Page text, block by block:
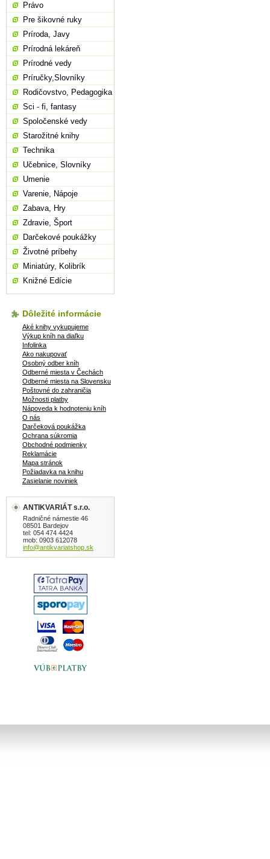
Právo
Pre šikovné ruky
Príroda, Javy
Prírodná lekáreň
Prírodné vedy
Príručky,Slovníky
Rodičovstvo, Pedagogika
Sci - fi, fantasy
Spoločenské vedy
Starožitné knihy
Technika
Učebnice, Slovníky
Umenie
Varenie, Nápoje
Zabava, Hry
Zdravie, Šport
Darčekové poukážky
Životné príbehy
Miniatúry, Kolibrík
Knižné Edície
Dôležité informácie
Aké knihy vykupujeme
Výkup kníh na diaľku
Infolinka
Ako nakupovať
Osobný odber kníh
Odberné miesta v Čechách
Odberné miesta na Slovensku
Poštovné do zahraničia
Možnosti platby
Nápoveda k hodnoteniu kníh
O nás
Darčeková poukážka
Ochrana súkromia
Obchodné podmienky
Reklamácie
Mapa stránok
Požiadavka na knihu
Zasielanie noviniek
ANTIKVARIÁT s.r.o.
Radničné námestie 46
08501 Bardejov
tel: 054 474 4424
mob: 0903 612078
info@antikvariatshop.sk